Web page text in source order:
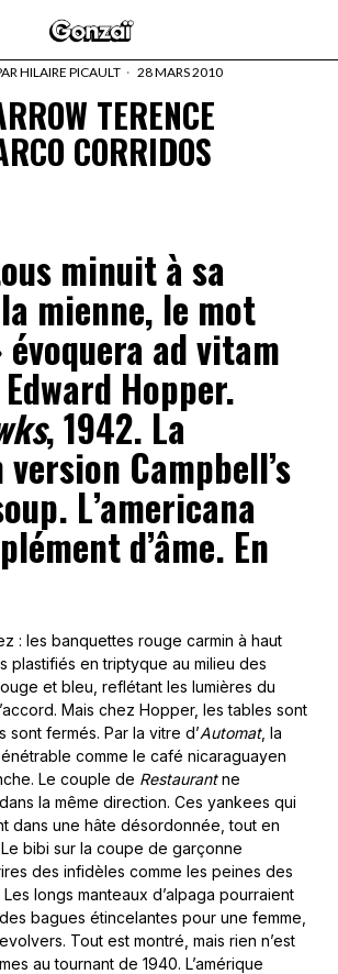
HILAIRE PICAULT 28 MARS 2010
TERENCE
CORRIDOS
minuit à sa
mienne, le mot
ad vitam
Hopper.
, 1942. La
Campbell’s
L’americana
d’âme. En
: les banquettes rouge carmin à haut
plastifiés en triptyque au milieu des
et bleu, reflétant les lumières du
Mais chez Hopper, les tables sont
sont fermés. Par la vitre d’Automat, la
comme le café nicaraguayen
Le couple de Restaurantne
la même direction. Ces yankees qui
dans une hâte désordonnée, tout en
bibi sur la coupe de garçonne
des infidèles comme les peines des
longs manteaux d’alpaga pourraient
bagues étincelantes pour une femme,
Tout est montré, mais rien n’est
au tournant de 1940. L’amérique